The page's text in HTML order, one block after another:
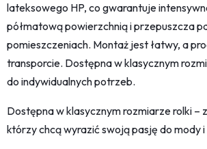
lateksowego HP, co gwarantuje
półmatową powierzchnią i przepuszcza
pomieszczeniach. Montaż jest łatwy, a
transporcie. Dostępna w klasycznym
do indywidualnych potrzeb.
Dostępna w klasycznym rozmiarze rolki –
którzy chcą wyrazić swoją pasję do mody